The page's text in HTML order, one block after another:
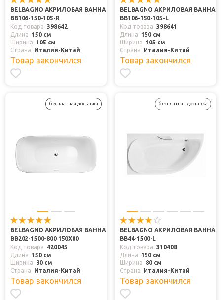
BELBAGNO АКРИЛОВАЯ ВАННА
BB106-150-105-R
Код товара 398642
Длина
150 см
Ширина
105 см
Страна
Италия-Китай
Товар закончился
BELBAGNO АКРИЛОВАЯ ВАННА
BB106-150-105-L
Код товара 398641
Длина
150 см
Ширина
105 см
Страна
Италия-Китай
Товар закончился
бесплатная доставка
BELBAGNO АКРИЛОВАЯ ВАННА
BB202-1500-800 150X80
Код товара
420045
Длина
150 см
Ширина
80 см
Страна
Италия-Китай
Товар закончился
бесплатная доставка
BELBAGNO АКРИЛОВАЯ ВАННА
BB44-1500-L
Код товара 310408
Длина
150 см
Ширина
80 см
Страна
Италия-Китай
Товар закончился